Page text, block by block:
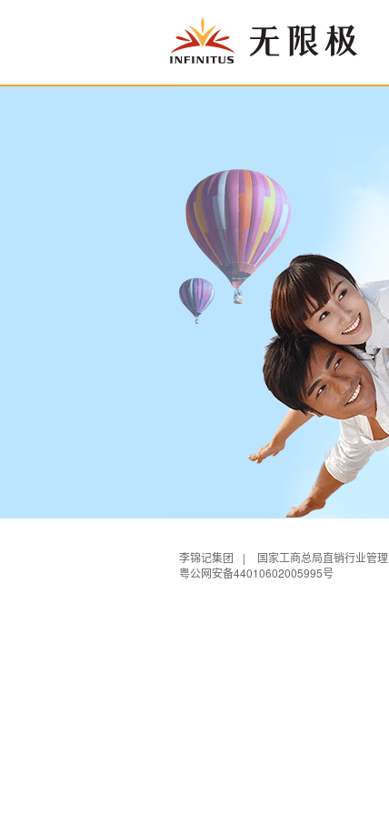
李锦记集团 | 国家工商总局直销行业管理
粤公网安备44010602005995号